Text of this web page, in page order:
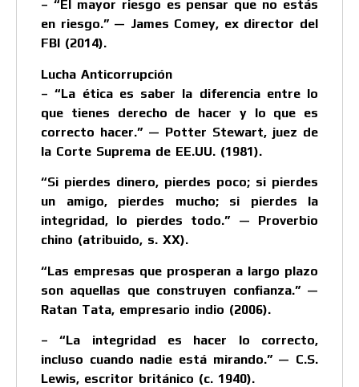
– “El mayor riesgo es pensar que no estás
en riesgo.” — James Comey, ex director del
FBI (2014).
Lucha Anticorrupción
– “La ética es saber la diferencia entre lo
que tienes derecho de hacer y lo que es
correcto hacer.” — Potter Stewart, juez de
la Corte Suprema de EE.UU. (1981).
“Si pierdes dinero, pierdes poco; si pierdes
un amigo, pierdes mucho; si pierdes la
integridad, lo pierdes todo.” — Proverbio
chino (atribuido, s. XX).
“Las empresas que prosperan a largo plazo
son aquellas que construyen confianza.” —
Ratan Tata, empresario indio (2006).
– “La integridad es hacer lo correcto,
incluso cuando nadie está mirando.” — C.S.
Lewis, escritor británico (c. 1940).